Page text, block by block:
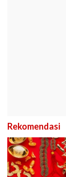
Rekomendasi